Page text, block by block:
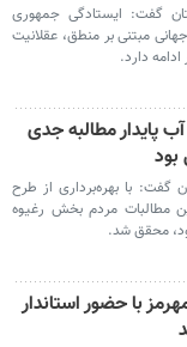
گفت: ایستادگی جمهوری
جهانی مبتنی بر منطق، عقلانیت
دارد.
پایدار مطالبه جدی
گفت: با بهره‌برداری از طرح
مطالبات مردم بخش رغیوه
محقق شد.
با حضور استاندار